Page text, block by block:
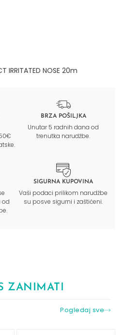
IRRITATED NOSE 20m
BRZA POŠILJKA
Unutar 5 radnih dana od
trenutka narudžbe.
od
SIGURNA KUPOVINA
Vaši podaci prilikom narudžbe
su posve sigurni i zaštićeni.
ZANIMATI
Pogledaj sve